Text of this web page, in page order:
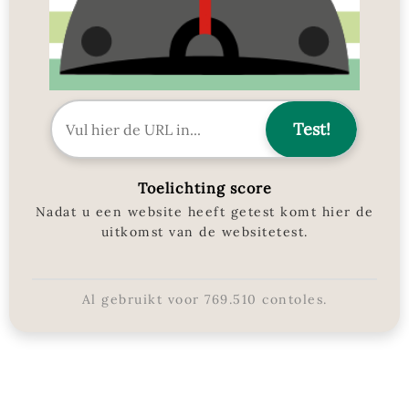
Toelichting score
Nadat u een website heeft getest komt hier de
uitkomst van de websitetest.
Al gebruikt voor 769.510 contoles.